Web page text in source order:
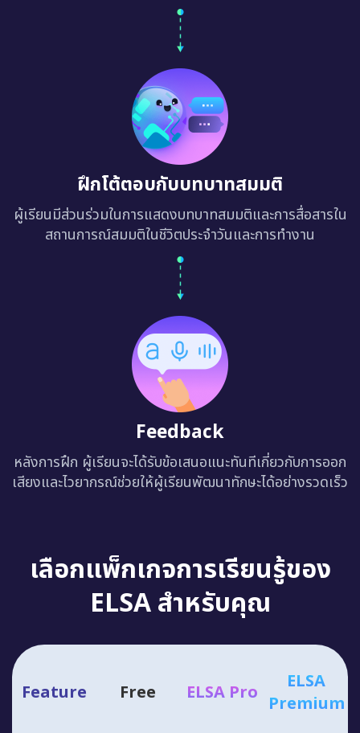
ฝึกโต้ตอบกับบทบาทสมมติ
ผู้เรียนมีส่วนร่วมในการแสดงบทบาทสมมติและการสื่อสารใน
สถานการณ์สมมติในชีวิตประจำวันและการทำงาน
Feedback
หลังการฝึก ผู้เรียนจะได้รับข้อเสนอแนะทันทีเกี่ยวกับการออก
เสียงและไวยากรณ์ช่วยให้ผู้เรียนพัฒนาทักษะได้อย่างรวดเร็ว
เลือกแพ็กเกจการเรียนรู้ของ
ELSA สำหรับคุณ
Feature Free ELSA Pro
ELSA
Premium